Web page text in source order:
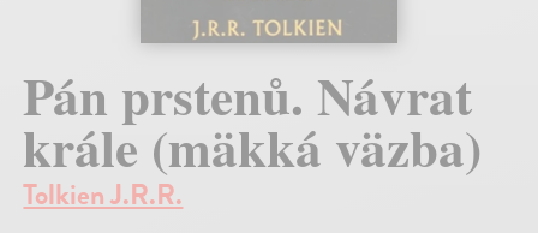
Pán prstenů. Návrat
krále (mäkká väzba)
Tolkien J.R.R.